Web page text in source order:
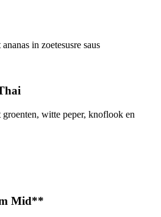
in zoetesusre saus
groenten, witte peper, knoflook en
Mid**